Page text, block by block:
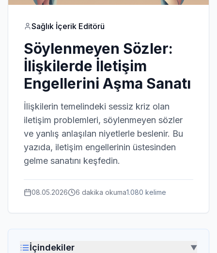
Sağlık İçerik Editörü
Söylenmeyen Sözler:
İlişkilerde İletişim
Engellerini Aşma Sanatı
İlişkilerin temelindeki sessiz kriz olan
iletişim problemleri, söylenmeyen sözler
ve yanlış anlaşılan niyetlerle beslenir. Bu
yazıda, iletişim engellerinin üstesinden
gelme sanatını keşfedin.
08.05.2026 6 dakika okuma1.080 kelime
İçindekiler ▼